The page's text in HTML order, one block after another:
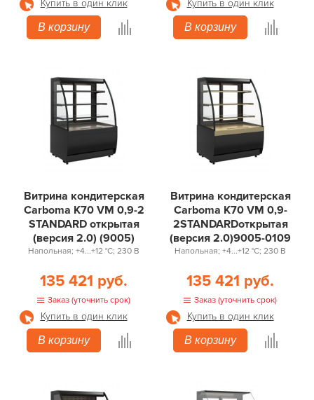
Купить в один клик
В корзину
Купить в один клик
В корзину
Витрина кондитерская
Carboma K70 VM 0,9-2
STANDARD открытая
(версия 2.0) (9005)
Напольная; +4...+12 °С; 230 В
135 421 руб.
Заказ (уточнить срок)
Купить в один клик
В корзину
Витрина кондитерская
Carboma K70 VM 0,9-
2STANDARDоткрытая
(версия 2.0)9005-0109
Напольная; +4...+12 °С; 230 В
135 421 руб.
Заказ (уточнить срок)
Купить в один клик
В корзину